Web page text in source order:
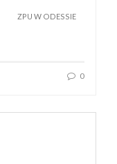
ZPU W ODESSIE
0